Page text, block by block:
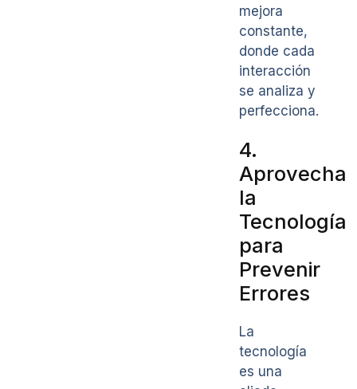
mejora
constante,
donde cada
interacción
se analiza y
perfecciona.
4.
Aprovecha
la
Tecnología
para
Prevenir
Errores
La
tecnología
es una